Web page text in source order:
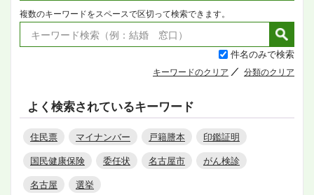
複数のキーワードをスペースで区切って検索できます。
件名のみで検索
キーワードのクリア 分類のクリア
よく検索されているキーワード
住民票 マイナンバー 戸籍謄本
印鑑証明
国民健康保険
委任状 名古屋市
がん検診
名古屋
選挙